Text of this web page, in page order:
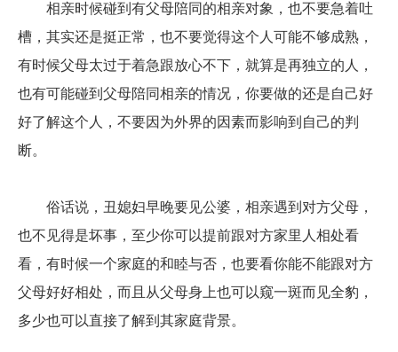
相亲时候碰到有父母陪同的相亲对象，也不要急着吐
槽，其实还是挺正常，也不要觉得这个人可能不够成熟，
有时候父母太过于着急跟放心不下，就算是再独立的人，
也有可能碰到父母陪同相亲的情况，你要做的还是自己好
好了解这个人，不要因为外界的因素而影响到自己的判
断。
俗话说，丑媳妇早晚要见公婆，相亲遇到对方父母，
也不见得是坏事，至少你可以提前跟对方家里人相处看
看，有时候一个家庭的和睦与否，也要看你能不能跟对方
父母好好相处，而且从父母身上也可以窥一斑而见全豹，
多少也可以直接了解到其家庭背景。